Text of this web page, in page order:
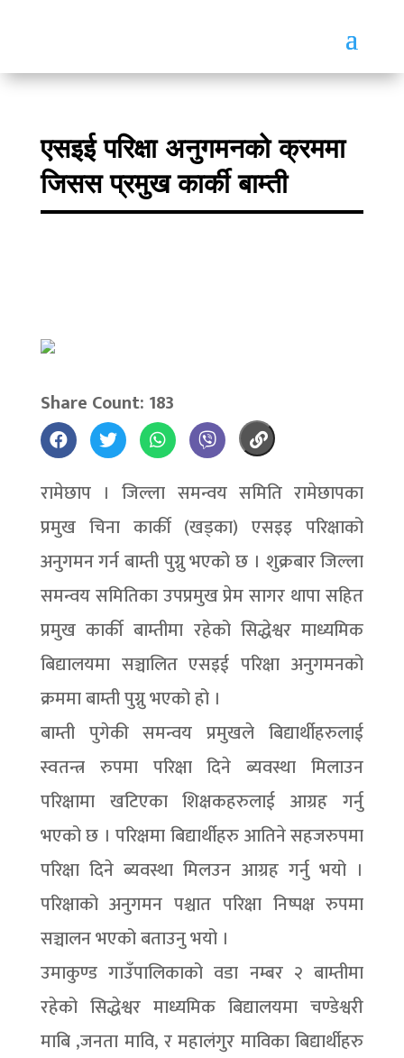
एसइई परिक्षा अनुगमनको क्रममा
जिसस प्रमुख कार्की बाम्ती
Share Count: 183
रामेछाप । जिल्ला समन्वय समिति रामेछापका
प्रमुख चिना कार्की (खड्का) एसइइ परिक्षाको
अनुगमन गर्न बाम्ती पुग्नु भएको छ । शुक्रबार जिल्ला
समन्वय समितिका उपप्रमुख प्रेम सागर थापा सहित
प्रमुख कार्की बाम्तीमा रहेको सिद्धेश्वर माध्यमिक
बिद्यालयमा सञ्चालित एसइई परिक्षा अनुगमनको
क्रममा बाम्ती पुग्नु भएको हो ।
बाम्ती पुगेकी समन्वय प्रमुखले बिद्यार्थीहरुलाई
स्वतन्त्र रुपमा परिक्षा दिने ब्यवस्था मिलाउन
परिक्षामा खटिएका शिक्षकहरुलाई आग्रह गर्नु
भएको छ । परिक्षमा बिद्यार्थीहरु आतिने सहजरुपमा
परिक्षा दिने ब्यवस्था मिलउन आग्रह गर्नु भयो ।
परिक्षाको अनुगमन पश्चात परिक्षा निष्पक्ष रुपमा
सञ्चालन भएको बताउनु भयो ।
उमाकुण्ड गाउँपालिकाको वडा नम्बर २ बाम्तीमा
रहेको सिद्धेश्वर माध्यमिक बिद्यालयमा चण्डेश्वरी
माबि ,जनता मावि, र महालंगुर माविका बिद्यार्थीहरु